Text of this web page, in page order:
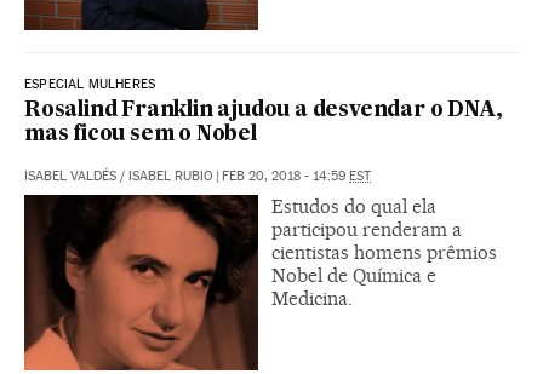
ESPECIAL MULHERES
Rosalind Franklin ajudou a desvendar o DNA,
mas ficou sem o Nobel
ISABEL VALDÉS / ISABEL RUBIO | FEB 20, 2018 - 14:59 EST
Estudos do qual ela
participou renderam a
cientistas homens prêmios
Nobel de Química e
Medicina.